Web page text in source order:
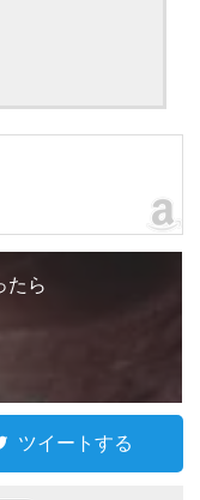
たら
ツイートする